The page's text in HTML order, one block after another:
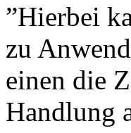
”Hierbei
zu
einen die
Handlung